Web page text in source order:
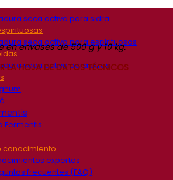
seca activa para sidra
seca activa para espirituosos
seca activa para otros
Fermentis
conocimiento
expertos
frecuentes (FAQ)
en envases de 500 g y 10 kg.
LA HOJA DE DATOS TÉCNICOS